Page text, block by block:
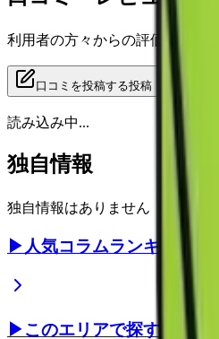
利用者の方々からの評価をご覧
口コミを投稿する投稿
読み込み中...
独自情報
独自情報はありません
▶ 人気コラムランキング
▶このエリアで探す